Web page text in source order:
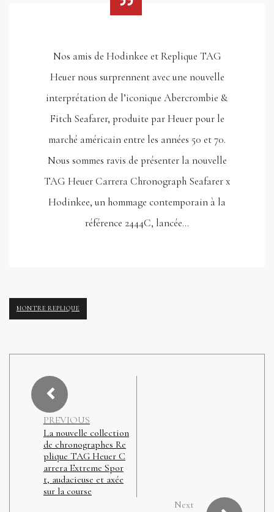
Nos amis de Hodinkee et Replique TAG
Heuer nous surprennent avec une nouvelle
interprétation de l’iconique Abercrombie &
Fitch Seafarer, produite par Heuer pour le
marché américain entre les années 50 et 70.
Nous sommes ravis de présenter la nouvelle
TAG Heuer Carrera Chronograph Seafarer x
Hodinkee, un hommage contemporain à la
référence 2444C, lancée…
MONTRE REPLIQUE
PREVIOUS
La nouvelle collection
de chronographes Re
plique TAG Heuer C
arrera Extreme Spor
t, audacieuse et axée
sur la course
Next